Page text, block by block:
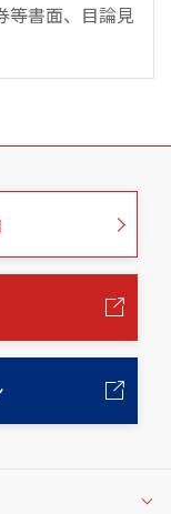
等書面、目論見